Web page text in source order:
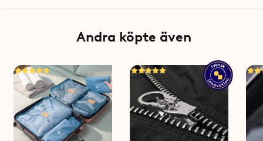
Andra köpte även